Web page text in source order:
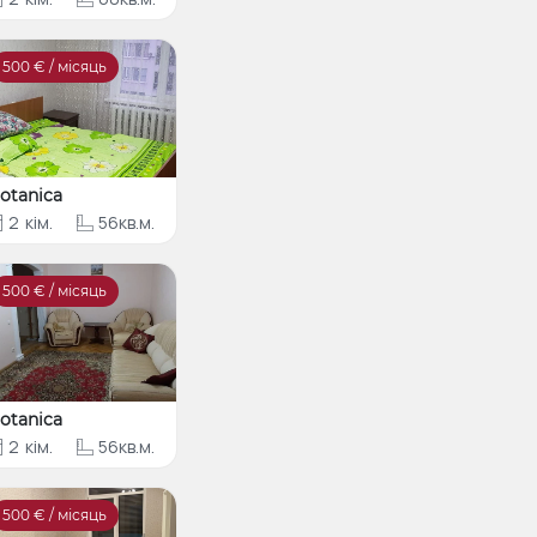
500 € / місяць
2 кім. 56кв.м.
500 € / місяць
2 кім. 56кв.м.
500 € / місяць